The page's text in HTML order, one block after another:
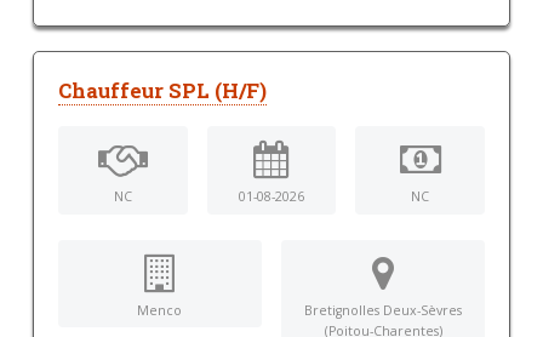
Chauffeur SPL (H/F)
NC 01-08-2026 NC
Menco
Bretignolles Deux-Sèvres
(Poitou-Charentes)